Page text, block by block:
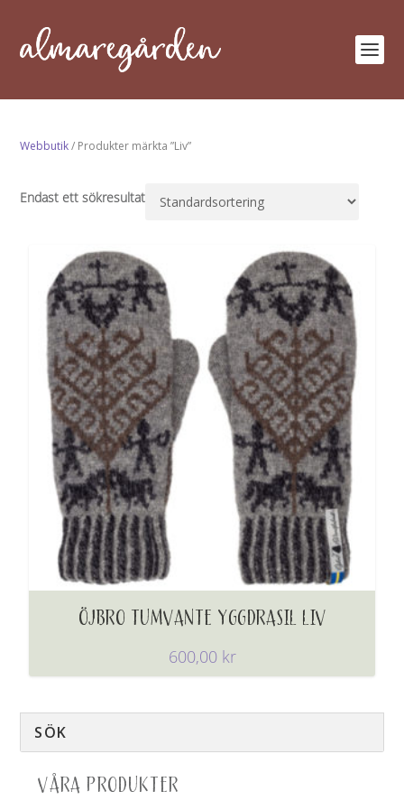
Webbutik/ Produkter märkta ”Liv”
Endast ett sökresultat
ÖJBRO TUMVANTE YGGDRASIL LIV
600,00 kr
VÅRA PRODUKTER